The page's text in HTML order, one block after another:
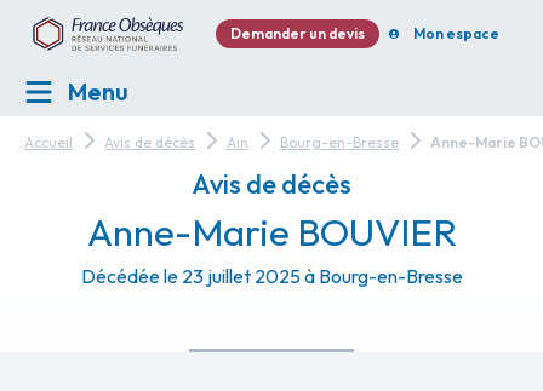
Demander un devis Mon espace
Menu
Accueil Avis de décès Ain Bourg-en-Bresse Anne-Marie
Avis de décès
Anne-Marie BOUVIER
Décédée le 23 juillet 2025 à Bourg-en-Bresse